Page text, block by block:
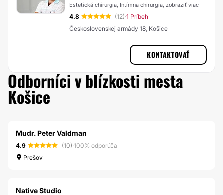
Estetická chirurgia, Intímna chirurgia, zobraziť viac
4.8 (12)·1 Príbeh
Československej armády 18, Košice
KONTAKTOVAŤ
Odborníci v blízkosti mesta
Košice
Mudr. Peter Valdman
4.9 (10)·100% odporúča
Prešov
Native Studio